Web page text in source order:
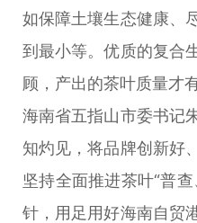
如保障土壤生态健康、
到最小等。优质的复合
顾，产出的茶叶质量才
海南省五指山市委书记
知灼见，将品牌创新好
坚持全面推进茶叶“普
针，用足用好海南自贸